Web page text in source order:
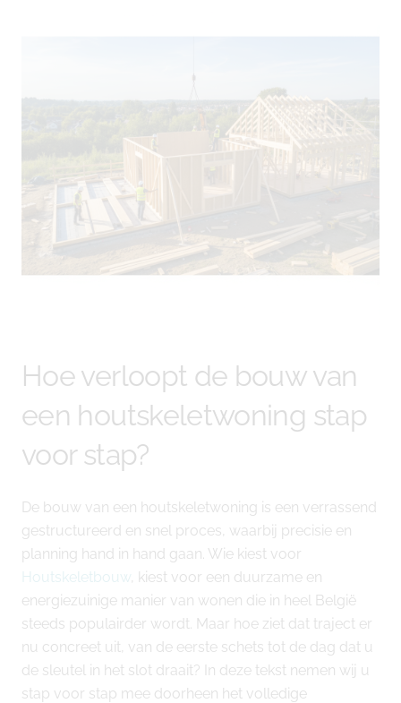
Hoe verloopt de bouw van
een houtskeletwoning stap
voor stap?
De bouw van een houtskeletwoning is een verrassend
gestructureerd en snel proces, waarbij precisie en
planning hand in hand gaan. Wie kiest voor
Houtskeletbouw , kiest voor een duurzame en
energiezuinige manier van wonen die in heel België
steeds populairder wordt. Maar hoe ziet dat traject er
nu concreet uit, van de eerste schets tot de dag dat u
de sleutel in het slot draait? In deze tekst nemen wij u
stap voor stap mee doorheen het volledige